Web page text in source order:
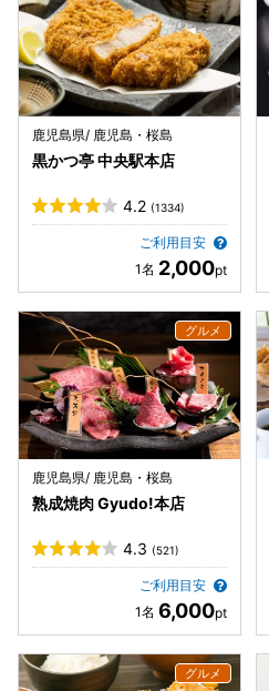
鹿児島県/ 鹿児島・桜島
黒かつ亭 中央駅本店
4.2 (1334)
ご利用目安
2,000
鹿児島県/ 鹿児島・桜島
熟成焼肉 Gyudo!本店
4.3 (521)
ご利用目安
6,000